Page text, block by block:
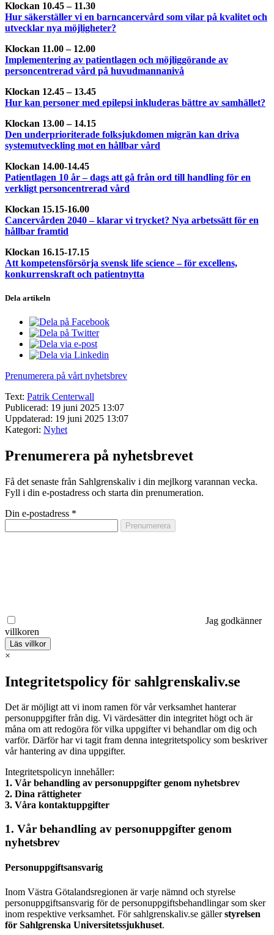
Klockan 10.45 – 11.30
Hur säkerställer vi en barncancervård som vilar på kvalitet och
utvecklar nya möjligheter?
Klockan 11.00 – 12.00
Implementering av patientlagen och möjliggörande av
personcentrerad vård på huvudmannanivå
Klockan 12.45 – 13.45
Hur kan personer med epilepsi inkluderas bättre av samhället?
Klockan 13.00 – 14.15
Den underprioriterade folksjukdomen migrän kan driva
systemutveckling mot en hållbar vård
Klockan 14.00-14.45
Patientlagen 10 år – dags att gå från ord till handling för en
verkligt personcentrerad vård
Klockan 15.15-16.00
Cancervården 2040 – klarar vi trycket? Nya arbetssätt för en
hållbar framtid
Klockan 16.15-17.15
Att kompetensförsörja svensk life science – för excellens,
konkurrenskraft och patientnytta
Dela artikeln
Prenumerera på vårt nyhetsbrev
Text: Patrik Centerwall
Publicerad: 19 juni 2025 13:07
Uppdaterad: 19 juni 2025 13:07
Kategori: Nyhet
Prenumerera på nyhetsbrevet
Få det senaste från Sahlgrenskaliv i din mejlkorg varannan vecka.
Fyll i din e-postadress och starta din prenumeration.
Din e-postadress *
Jag godkänner
villkoren
Läs villkor
×
Integritetspolicy för sahlgrenskaliv.se
Det är möjligt att vi inom ramen för vår verksamhet hanterar
personuppgifter från dig. Vi värdesätter din integritet högt och är
måna om att redogöra för vilka uppgifter vi behandlar om dig och
varför. Därför har vi tagit fram denna integritetspolicy som beskriver
vår hantering av dina uppgifter.
Integritetspolicyn innehåller:
1. Vår behandling av personuppgifter genom nyhetsbrev
2. Dina rättigheter
3. Våra kontaktuppgifter
1. Vår behandling av personuppgifter genom
nyhetsbrev
Personuppgiftsansvarig
Inom Västra Götalandsregionen är varje nämnd och styrelse
personuppgiftsansvarig för de personuppgiftsbehandlingar som sker
inom respektive verksamhet. För sahlgrenskaliv.se gällerstyrelsen
för Sahlgrenska Universitetssjukhuset.